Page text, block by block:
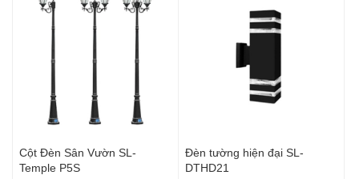
Cột Đèn Sân Vườn SL-
Temple P5S
Đèn tường hiện đại SL-
DTHD21